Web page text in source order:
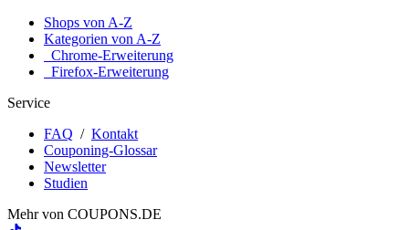
Shops von A-Z
Kategorien von A-Z
Chrome-Erweiterung
Firefox-Erweiterung
Service
FAQ / Kontakt
Couponing-Glossar
Newsletter
Studien
Mehr von COUPONS.DE